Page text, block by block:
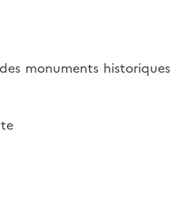
monuments historiques